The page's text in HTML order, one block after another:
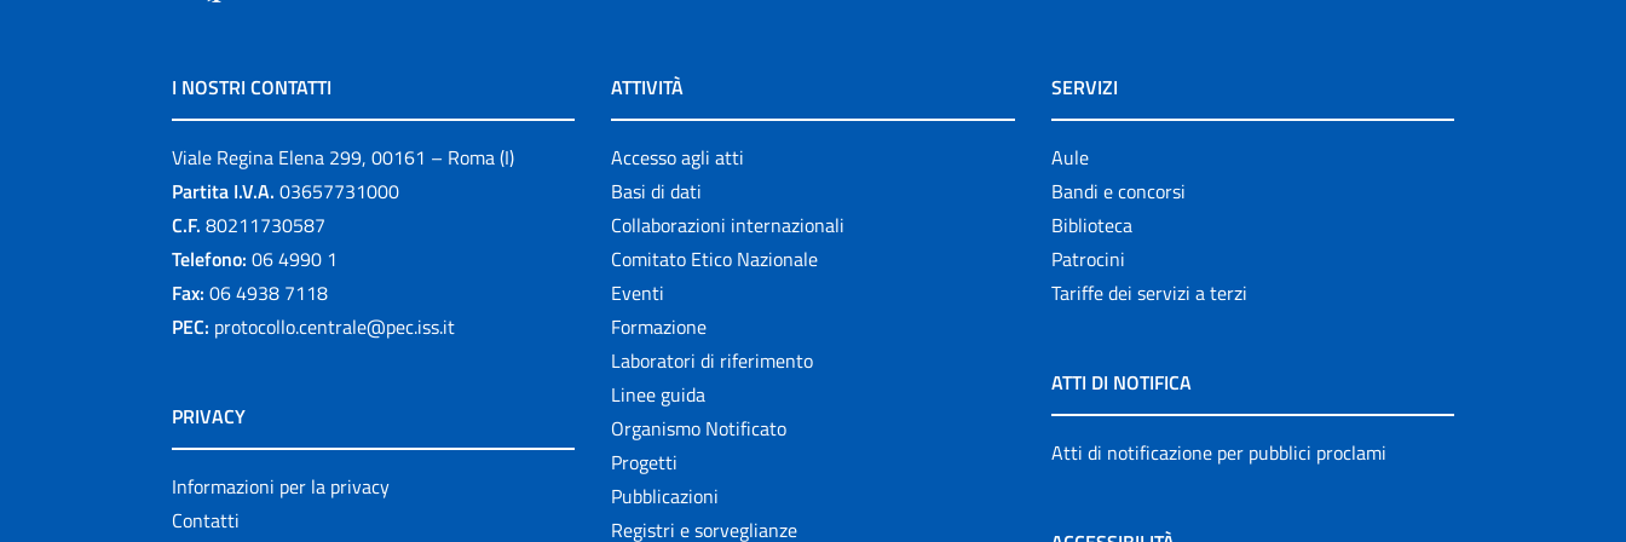
I NOSTRI CONTATTI
Viale Regina Elena 299, 00161 – Roma (I)
Partita I.V.A. 03657731000
C.F. 80211730587
Telefono: 06 4990 1
Fax: 06 4938 7118
PEC: protocollo.centrale@pec.iss.it
PRIVACY
Informazioni per la privacy
Contatti
ATTIVITÀ
Accesso agli atti
Basi di dati
Collaborazioni internazionali
Comitato Etico Nazionale
Eventi
Formazione
Laboratori di riferimento
Linee guida
Organismo Notificato
Progetti
Pubblicazioni
Registri e sorveglianze
SERVIZI
Aule
Bandi e concorsi
Biblioteca
Patrocini
Tariffe dei servizi a terzi
ATTI DI NOTIFICA
Atti di notificazione per pubblici proclami